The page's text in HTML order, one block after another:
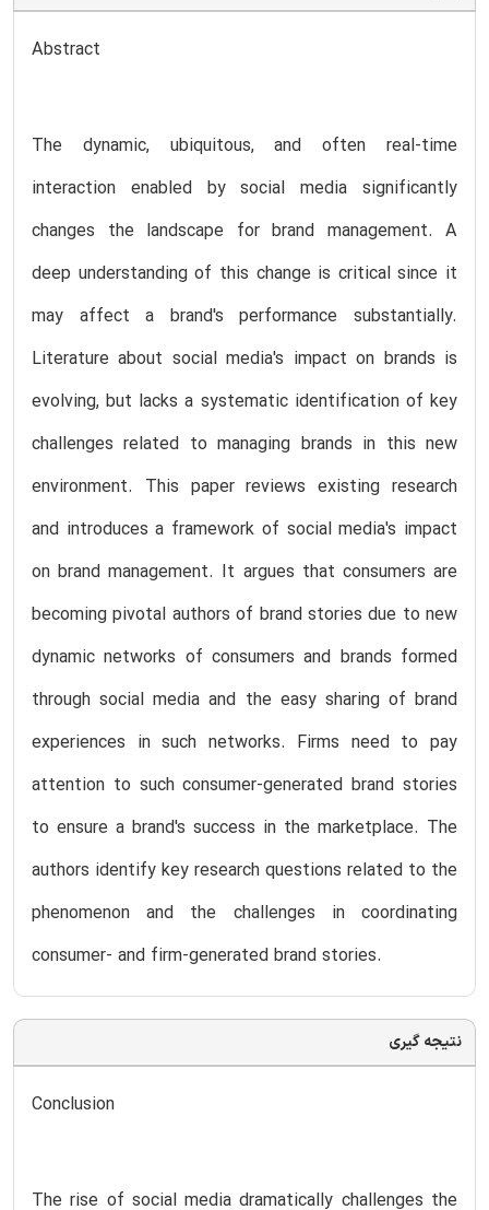
Abstract
The dynamic, ubiquitous, and often real-time
interaction enabled by social media significantly
changes the landscape for brand management. A
deep understanding of this change is critical since it
may affect a brand's performance substantially.
Literature about social media's impact on brands is
evolving, but lacks a systematic identification of key
challenges related to managing brands in this new
environment. This paper reviews existing research
and introduces a framework of social media's impact
on brand management. It argues that consumers are
becoming pivotal authors of brand stories due to new
dynamic networks of consumers and brands formed
through social media and the easy sharing of brand
experiences in such networks. Firms need to pay
attention to such consumer-generated brand stories
to ensure a brand's success in the marketplace. The
authors identify key research questions related to the
phenomenon and the challenges in coordinating
consumer- and firm-generated brand stories.
نتیجه گیری
Conclusion
The rise of social media dramatically challenges the